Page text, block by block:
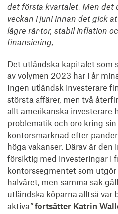
det första kvartalet. Men det
veckan i juni innan det gick
lägre räntor, stabil inflation
finansiering,
Det utländska kapitalet som
av volymen 2023 har i år
Ingen utländsk investerare
största affärer, men två
allt amerikanska investerare
problematik och oro kring
kontorsmarknad efter
höga vakanser. Därav är den
försiktig med investeringar i
kontorssegmentet som
halvåret, men samma sak
utländska köparna alltså var
aktiva”fortsätter Katrin